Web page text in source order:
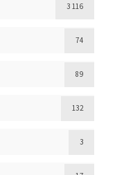
3 116
74
89
132
3